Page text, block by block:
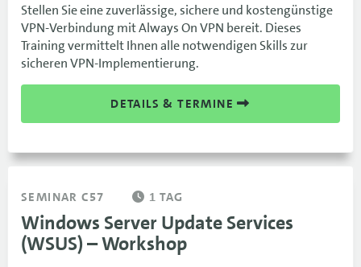
Stellen Sie eine zuverlässige, sichere und kostengünstige
VPN-Verbindung mit Always On VPN bereit. Dieses
Training vermittelt Ihnen alle notwendigen Skills zur
sicheren VPN-Implementierung.
DETAILS & TERMINE
SEMINAR C57 1 TAG
Windows Server Update Services
(WSUS) – Workshop